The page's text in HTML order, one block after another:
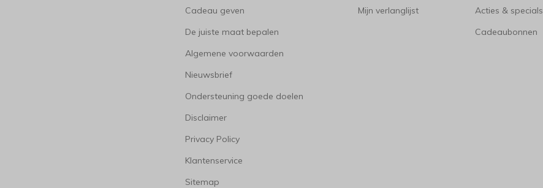
Cadeau geven
De juiste maat bepalen
Algemene voorwaarden
Nieuwsbrief
Ondersteuning goede doelen
Disclaimer
Privacy Policy
Klantenservice
Sitemap
Mijn verlanglijst
Acties & specials
Cadeaubonnen